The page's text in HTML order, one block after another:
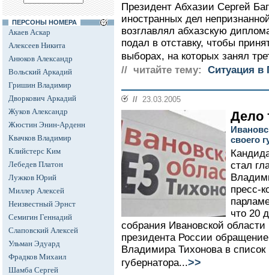
ПЕРСОНЫ НОМЕРА
Акаев Аскар
Алексеев Никита
Анюков Александр
Вольский Аркадий
Гришин Владимир
Дворкович Аркадий
Жуков Александр
Жюстин Энин-Арденн
Квачков Владимир
Клийстерс Ким
Лебедев Платон
Лужков Юрий
Миллер Алексей
Неизвестный Эрнст
Семигин Геннадий
Слаповский Алексей
Ульман Эдуард
Фрадков Михаил
Шамба Сергей
Президент Абхазии Сергей
иностранных дел
возглавлял абхазскую
подал в отставку, чтобы
выборах, на которых занял
// читайте тему:
Ситуация в
// 23.03.2005
Дело
своего
стал
пресс-
что 20
собрания Ивановской
президента России
Владимира Тихонова в список
губернатора...>>